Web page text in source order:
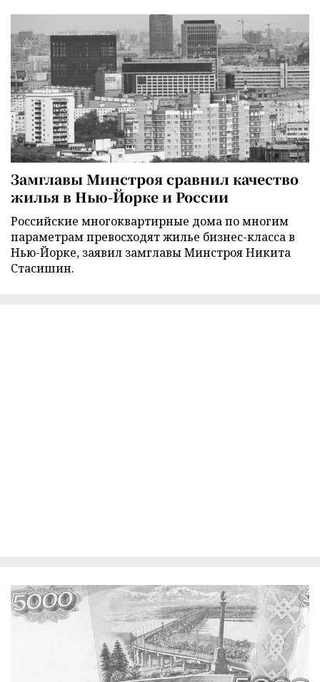
Замглавы Минстроя сравнил качество
жилья в Нью-Йорке и России
Российские многоквартирные дома по многим
параметрам превосходят жилье бизнес-класса в
Нью-Йорке, заявил замглавы Минстроя Никита
Стасишин.